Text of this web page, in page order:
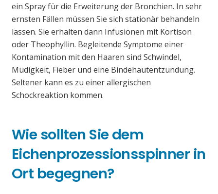
ein Spray für die Erweiterung der Bronchien. In sehr
ernsten Fällen müssen Sie sich stationär behandeln
lassen. Sie erhalten dann Infusionen mit Kortison
oder Theophyllin. Begleitende Symptome einer
Kontamination mit den Haaren sind Schwindel,
Müdigkeit, Fieber und eine Bindehautentzündung.
Seltener kann es zu einer allergischen
Schockreaktion kommen.
Wie sollten Sie dem
Eichenprozessionsspinner in
Ort begegnen?